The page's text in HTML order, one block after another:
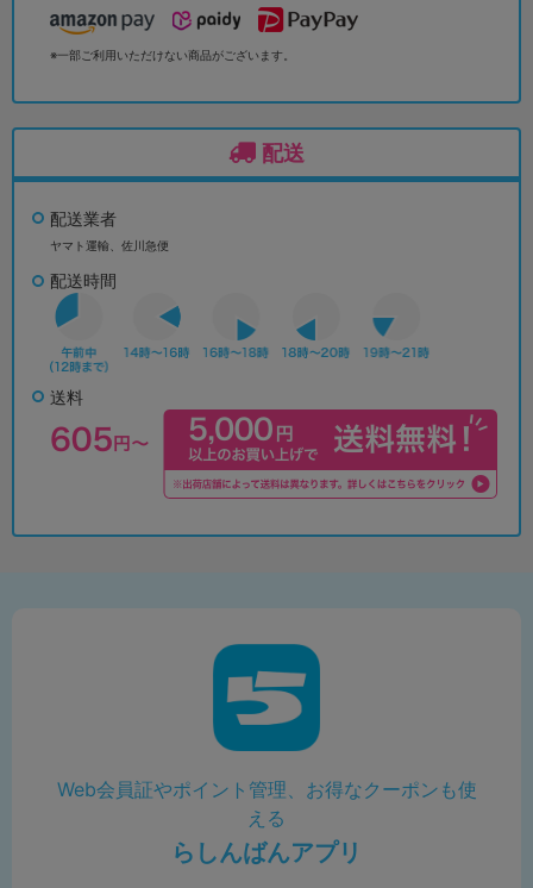
※一部ご利用いただけない商品がございます。
配送
配送業者
ヤマト運輸、佐川急便
配送時間
送料
Web会員証やポイント管理、お得なクーポンも使
える
らしんばんアプリ